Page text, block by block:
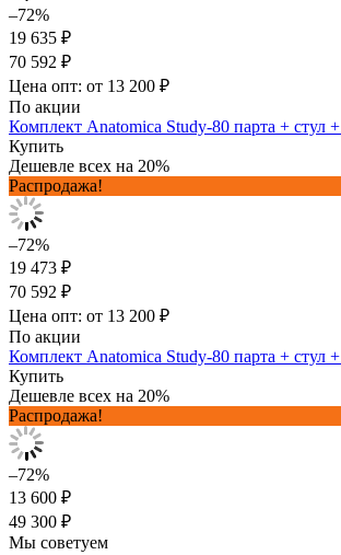
–72%
19 635 ₽
70 592 ₽
Цена опт: от 13 200 ₽
По акции
Комплект Anatomica Study-80 парта +
Купить
Дешевле всех на 20%
Распродажа!
–72%
19 473 ₽
70 592 ₽
Цена опт: от 13 200 ₽
По акции
Комплект Anatomica Study-80 парта +
Купить
Дешевле всех на 20%
Распродажа!
–72%
13 600 ₽
49 300 ₽
Мы советуем